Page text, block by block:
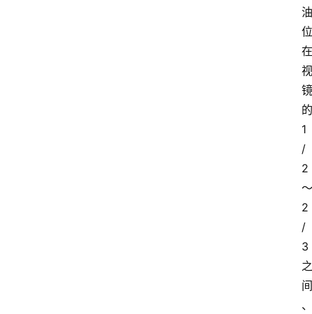
油
位
在
视
镜
的
1
/
2
～
2
/
3
之
间
、